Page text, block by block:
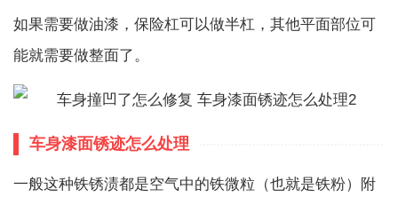
如果需要做油漆，保险杠可以做半杠，其他平面部位可
能就需要做整面了。
车身漆面锈迹怎么处理
一般这种铁锈渍都是空气中的铁微粒（也就是铁粉）附